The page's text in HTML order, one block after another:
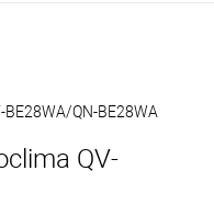
QN-BE28WA
QV-